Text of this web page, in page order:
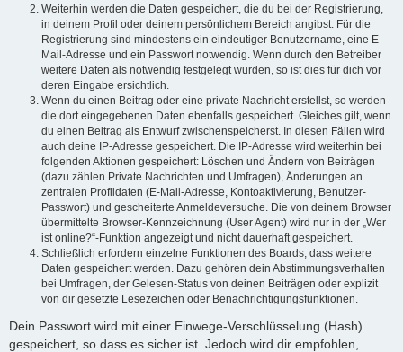
Weiterhin werden die Daten gespeichert, die du bei der Registrierung,
in deinem Profil oder deinem persönlichem Bereich angibst. Für die
Registrierung sind mindestens ein eindeutiger Benutzername, eine E-
Mail-Adresse und ein Passwort notwendig. Wenn durch den Betreiber
weitere Daten als notwendig festgelegt wurden, so ist dies für dich vor
deren Eingabe ersichtlich.
Wenn du einen Beitrag oder eine private Nachricht erstellst, so werden
die dort eingegebenen Daten ebenfalls gespeichert. Gleiches gilt, wenn
du einen Beitrag als Entwurf zwischenspeicherst. In diesen Fällen wird
auch deine IP-Adresse gespeichert. Die IP-Adresse wird weiterhin bei
folgenden Aktionen gespeichert: Löschen und Ändern von Beiträgen
(dazu zählen Private Nachrichten und Umfragen), Änderungen an
zentralen Profildaten (E-Mail-Adresse, Kontoaktivierung, Benutzer-
Passwort) und gescheiterte Anmeldeversuche. Die von deinem Browser
übermittelte Browser-Kennzeichnung (User Agent) wird nur in der „Wer
ist online?“-Funktion angezeigt und nicht dauerhaft gespeichert.
Schließlich erfordern einzelne Funktionen des Boards, dass weitere
Daten gespeichert werden. Dazu gehören dein Abstimmungsverhalten
bei Umfragen, der Gelesen-Status von deinen Beiträgen oder explizit
von dir gesetzte Lesezeichen oder Benachrichtigungsfunktionen.
Dein Passwort wird mit einer Einwege-Verschlüsselung (Hash)
gespeichert, so dass es sicher ist. Jedoch wird dir empfohlen,